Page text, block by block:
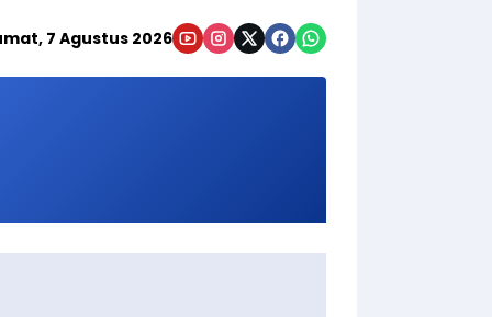
7 Agustus 2026